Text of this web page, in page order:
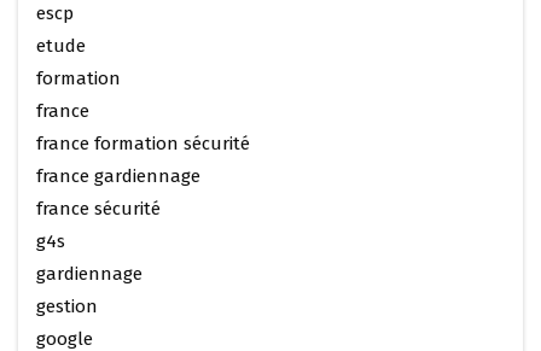
escp
etude
formation
france
france formation sécurité
france gardiennage
france sécurité
g4s
gardiennage
gestion
google